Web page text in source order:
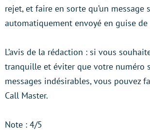
rejet, et faire en sorte qu’un message
automatiquement envoyé en guise de
L’avis de la rédaction : si vous
tranquille et éviter que votre numéro
messages indésirables, vous pouvez
Call Master.
Note : 4/5